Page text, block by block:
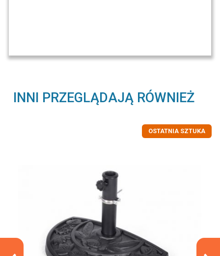
INNI PRZEGLĄDAJĄ RÓWNIEŻ
OSTATNIA SZTUKA